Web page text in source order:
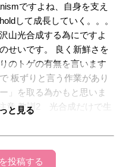
ですよね、自身を支え
して成長していく。。。
山光合成する為にですよ
せいです。 良く新鮮さを
のトゲの有無を言います
板ずりと言う作業があり
」を取る為かもと思いま
意 教訓2 光合成だけで生
察力 楽しい投稿でした。
と見る
投稿する